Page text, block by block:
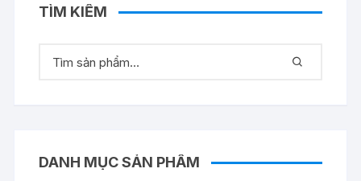
TÌM KIẾM
DANH MỤC SẢN PHẨM